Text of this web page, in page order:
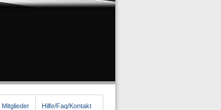
Mitglieder Hilfe/Faq/Kontakt